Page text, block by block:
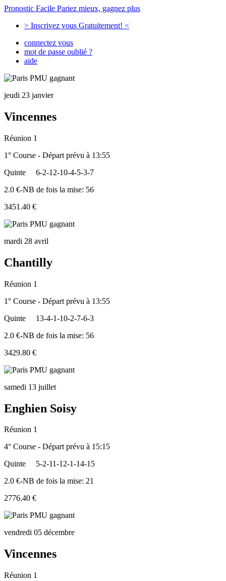
Pronostic Facile Pariez mieux, gagnez plus
> Inscrivez vous Gratuitement! <
connectez vous
mot de passe oublié ?
aide
jeudi 23 janvier
Vincennes
Réunion 1
1° Course - Départ prévu à 13:55
Quinte
6-2-12-10-4-5-3-7
2.0 €-NB de fois la mise: 56
3451.40 €
mardi 28 avril
Chantilly
Réunion 1
1° Course - Départ prévu à 13:55
Quinte
13-4-1-10-2-7-6-3
2.0 €-NB de fois la mise: 56
3429.80 €
samedi 13 juillet
Enghien Soisy
Réunion 1
4° Course - Départ prévu à 15:15
Quinte
5-2-11-12-1-14-15
2.0 €-NB de fois la mise: 21
2776.40 €
vendredi 05 décembre
Vincennes
Réunion 1